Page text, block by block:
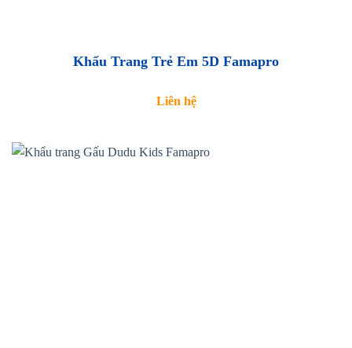
Khẩu Trang Trẻ Em 5D Famapro
Liên hệ